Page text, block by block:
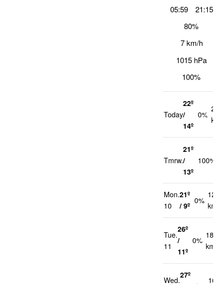
05:59
21:15
80%
7 km/h
1015 hPa
100%
Today
22º
/
14º
0%
21
Tmrw.
21º
/
13º
100%
Mon.
10
21º
/ 9º
0%
12
km/
Tue.
11
26º
/
11º
0%
18
km/h
Wed.
27º
16